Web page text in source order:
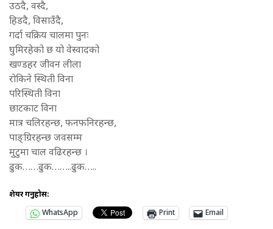
उठदै, वस्दै,
हिडदै, विसाउँदै,
गर्दा चक्रिय चालमा पुनः
घुमिरहेको छ यो वेस्वादको
खण्डहर जीवन लीला
रोकिने स्थिती विना
परिस्थिती विना
छाटकाट विना
मात्र चलिरहन्छ, फनफनिरहन्छ,
पाङ्ग्रिरहन्छ जवसम्म
मुटुमा चाल वढिरहन्छ ।
ढुक……ढुक……..ढुक…..
शेयर गर्नुहोस:
WhatsApp
Print Email